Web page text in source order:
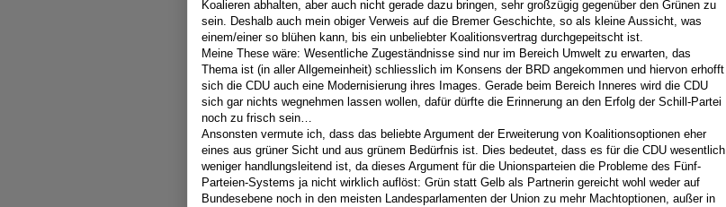
Koalieren abhalten, aber auch nicht gerade dazu bringen, sehr großzügig gegenüber den Grünen zu
sein. Deshalb auch mein obiger Verweis auf die Bremer Geschichte, so als kleine Aussicht, was
einem/einer so blühen kann, bis ein unbeliebter Koalitionsvertrag durchgepeitscht ist.
Meine These wäre: Wesentliche Zugeständnisse sind nur im Bereich Umwelt zu erwarten, das
Thema ist (in aller Allgemeinheit) schliesslich im Konsens der BRD angekommen und hiervon erhofft
sich die CDU auch eine Modernisierung ihres Images. Gerade beim Bereich Inneres wird die CDU
sich gar nichts wegnehmen lassen wollen, dafür dürfte die Erinnerung an den Erfolg der Schill-Partei
noch zu frisch sein…
Ansonsten vermute ich, dass das beliebte Argument der Erweiterung von Koalitionsoptionen eher
eines aus grüner Sicht und aus grünem Bedürfnis ist. Dies bedeutet, dass es für die CDU wesentlich
weniger handlungsleitend ist, da dieses Argument für die Unionsparteien die Probleme des Fünf-
Parteien-Systems ja nicht wirklich auflöst: Grün statt Gelb als Partnerin gereicht wohl weder auf
Bundesebene noch in den meisten Landesparlamenten der Union zu mehr Machtoptionen, außer in